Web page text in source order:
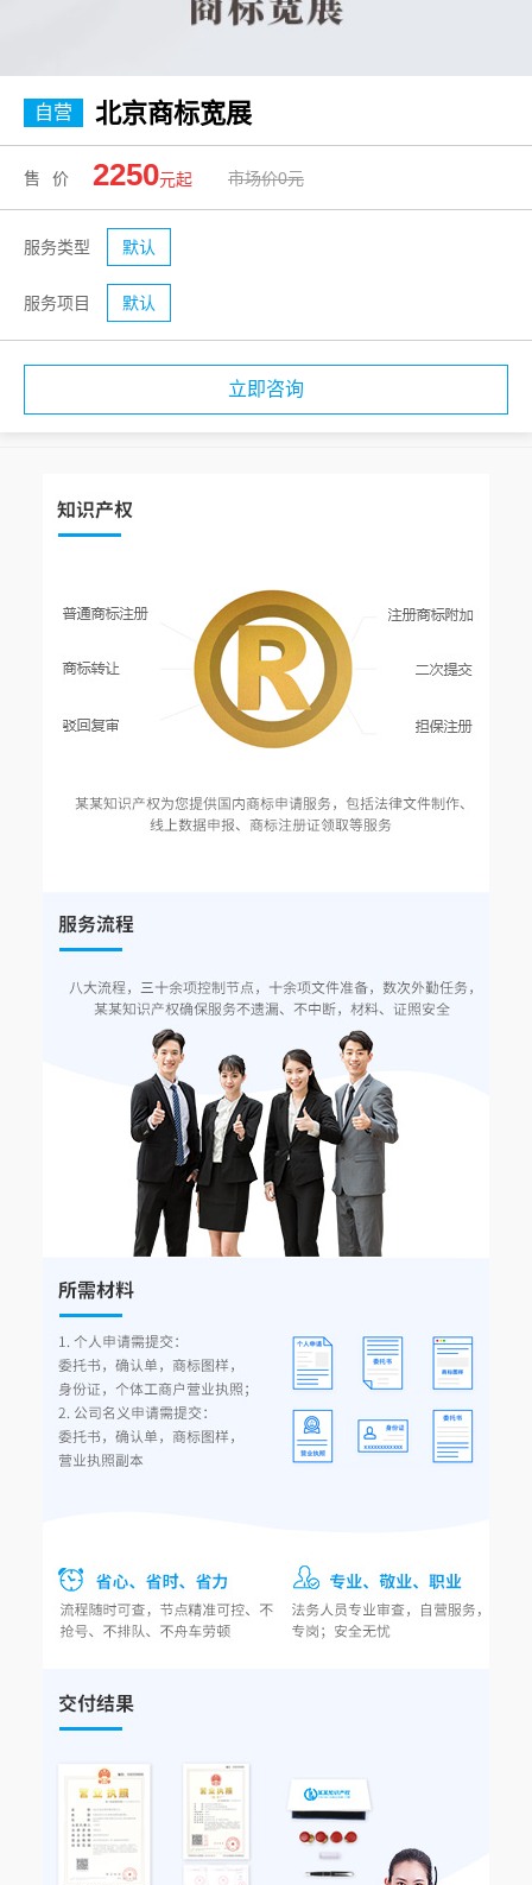
自营 北京商标宽展
售价 2250元起 市场价0元
服务类型 默认
服务项目 默认
立即咨询